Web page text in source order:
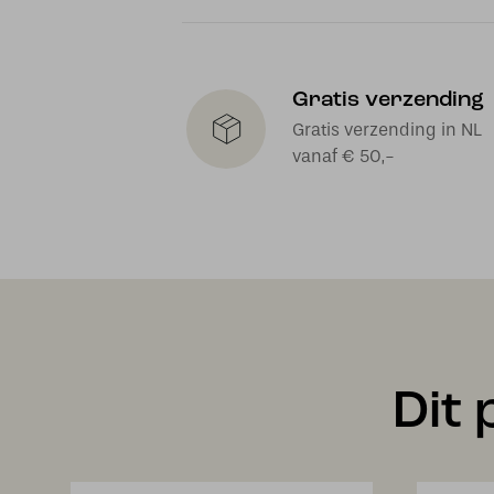
Gratis verzending
Gratis verzending in NL
vanaf € 50,-
Dit